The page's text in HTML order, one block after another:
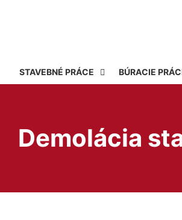
STAVEBNÉ PRÁCE BÚRACIE
Demolácia